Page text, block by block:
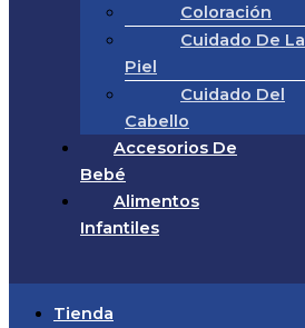
Coloración
Cuidado De La
Piel
Cuidado Del
Cabello
Accesorios De
Bebé
Alimentos
Infantiles
Tienda